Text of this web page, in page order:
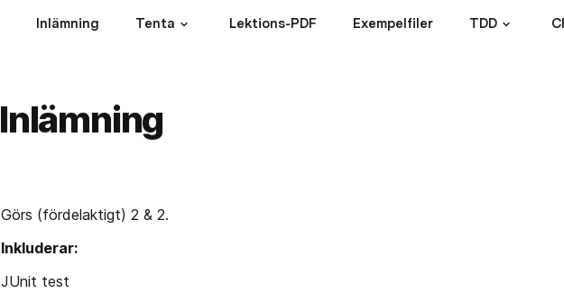
Inlämning Tenta Lektions-PDF Exempelfiler TDD
Inlämning
Görs (fördelaktigt) 2 & 2.
Inkluderar:
JUnit test